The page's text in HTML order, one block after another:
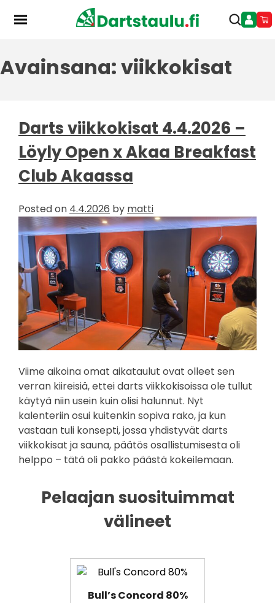
Avainsana:viikkokisat
Darts viikkokisat 4.4.2026 –
Löyly Open x Akaa Breakfast
Club Akaassa
Posted on 4.4.2026 by matti
Viime aikoina omat aikataulut ovat olleet sen
verran kiireisiä, ettei darts viikkokisoissa ole tullut
käytyä niin usein kuin olisi halunnut. Nyt
kalenteriin osui kuitenkin sopiva rako, ja kun
vastaan tuli konsepti, jossa yhdistyvät darts
viikkokisat ja sauna, päätös osallistumisesta oli
helppo – tätä oli pakko päästä kokeilemaan.
Pelaajan suosituimmat
välineet
Bull’s Concord 80%
Tällä